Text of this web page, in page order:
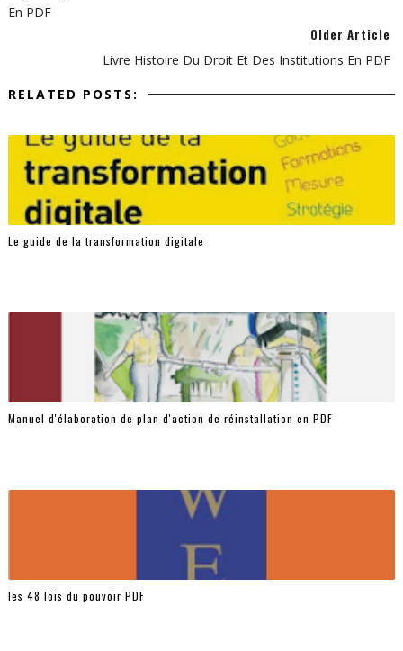
En PDF
Older Article
Livre Histoire Du Droit Et Des Institutions En PDF
RELATED POSTS:
Le guide de la transformation digitale
Manuel d'élaboration de plan d'action de réinstallation en PDF
les 48 lois du pouvoir PDF